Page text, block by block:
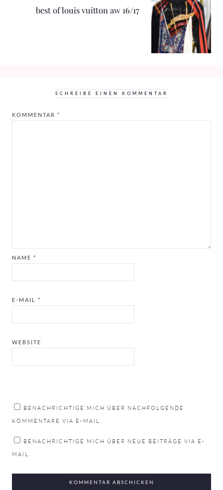
best of louis vuitton aw 16/17
SCHREIBE EINEN KOMMENTAR
KOMMENTAR *
NAME *
E-MAIL *
WEBSITE
BENACHRICHTIGE MICH ÜBER NACHFOLGENDE
KOMMENTARE VIA E-MAIL.
BENACHRICHTIGE MICH ÜBER NEUE BEITRÄGE VIA E-
MAIL.